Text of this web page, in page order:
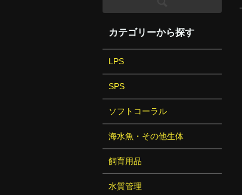
カテゴリーから探す
LPS
SPS
ソフトコーラル
海水魚・その他生体
飼育用品
水質管理